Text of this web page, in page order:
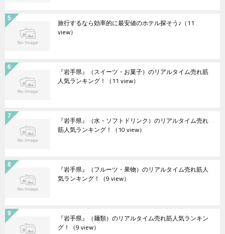
旅行するなら効率的に最安値のホテル探そう♪ （11
view）
『岩手県』（スイーツ・お菓子）のリアルタイム売れ筋
人気ランキング！ （11 view）
『岩手県』（水・ソフトドリンク）のリアルタイム売れ
筋人気ランキング！ （10 view）
『岩手県』（フルーツ・果物）のリアルタイム売れ筋人
気ランキング！ （9 view）
『岩手県』（麺類）のリアルタイム売れ筋人気ランキン
グ！ （9 view）